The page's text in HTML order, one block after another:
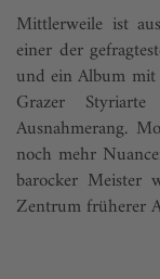
Mittlerweile ist
einer der
und ein Album
Grazer Styriarte
Ausnahmerang.
noch mehr
barocker Meister
Zentrum früherer